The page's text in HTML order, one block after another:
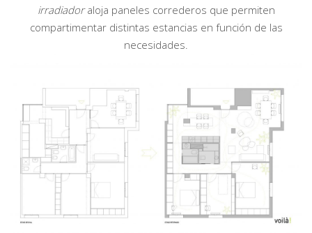
irradiadoraloja paneles correderos que permiten
compartimentar distintas estancias en función de las
necesidades.